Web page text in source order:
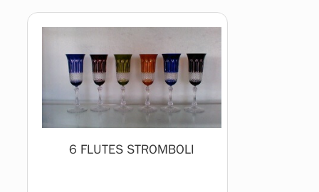
6 FLUTES STROMBOLI